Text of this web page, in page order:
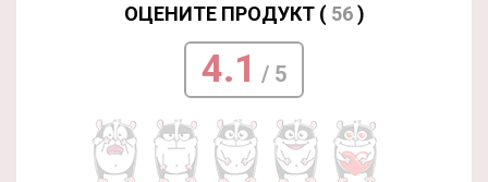
ОЦЕНИТЕ ПРОДУКТ ( 56)
4.1 / 5